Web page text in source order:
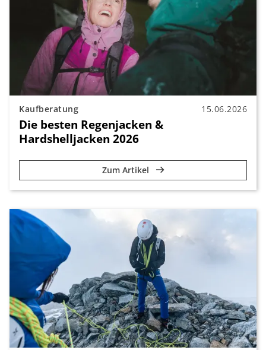
Kaufberatung 15.06.2026
Die besten Regenjacken &
Hardshelljacken 2026
Zum Artikel